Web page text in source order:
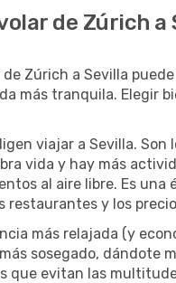
de Zúrich a
Zúrich a Sevilla
más tranquila. Elegir
viajar a Sevilla.
vida y hay más
al aire libre. Es
y los
más relajada (y
sosegado, dándote
que evitan las